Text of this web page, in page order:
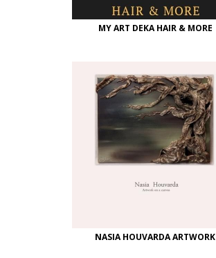
MY ART DEKA HAIR & MORE
NASIA HOUVARDA ARTWORK